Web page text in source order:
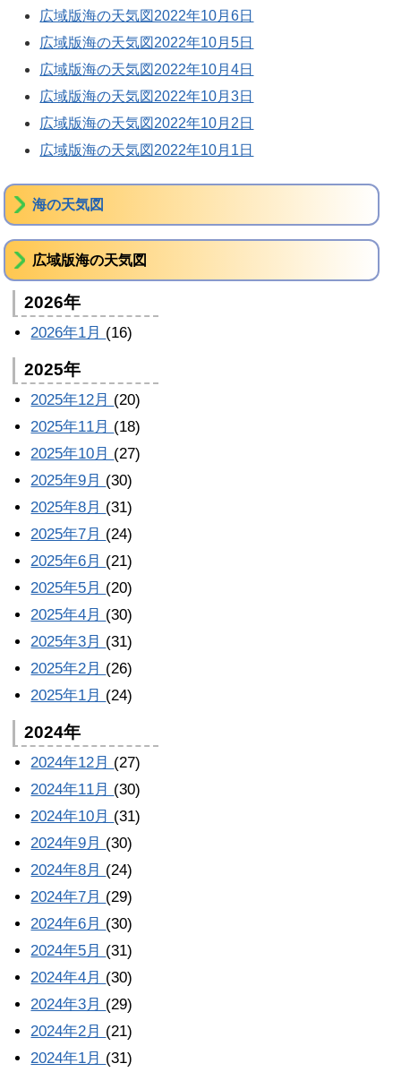
広域版海の天気図2022年10月6日
広域版海の天気図2022年10月5日
広域版海の天気図2022年10月4日
広域版海の天気図2022年10月3日
広域版海の天気図2022年10月2日
広域版海の天気図2022年10月1日
海の天気図
広域版海の天気図
2026年
2026年1月 (16)
2025年
2025年12月 (20)
2025年11月 (18)
2025年10月 (27)
2025年9月 (30)
2025年8月 (31)
2025年7月 (24)
2025年6月 (21)
2025年5月 (20)
2025年4月 (30)
2025年3月 (31)
2025年2月 (26)
2025年1月 (24)
2024年
2024年12月 (27)
2024年11月 (30)
2024年10月 (31)
2024年9月 (30)
2024年8月 (24)
2024年7月 (29)
2024年6月 (30)
2024年5月 (31)
2024年4月 (30)
2024年3月 (29)
2024年2月 (21)
2024年1月 (31)